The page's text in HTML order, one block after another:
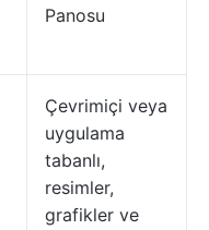
Panosu
Çevrimiçi veya
uygulama
tabanlı,
resimler,
grafikler ve